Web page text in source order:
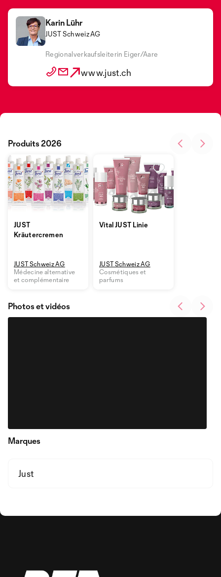
Karin Lühr
JUST Schweiz AG
Regionalverkaufsleiterin Eiger/Aare
www.just.ch
JUST
Kräutercremen
JUST Schweiz AG
Médecine alternative
et complémentaire
Vital JUST Linie
JUST Schweiz AG
Cosmétiques et
parfums
Produits 2026
Photos et vidéos
Marques
Just